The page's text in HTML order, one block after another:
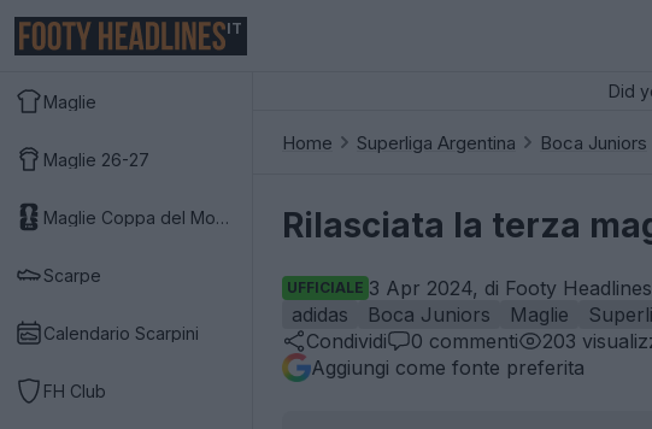
IT
Maglie
Maglie 26-27
Maglie Coppa del Mondo 2026
Scarpe
Calendario Scarpini
FH Club
Did
Home Superliga Argentina Boca Juniors
Rilasciata la terza
UFFICIALE 3 Apr 2024, di Footy
adidas
Boca Juniors Maglie
Condividi
0 commenti 203
Aggiungi come fonte preferita